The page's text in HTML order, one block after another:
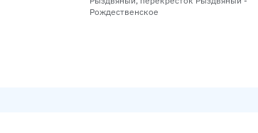
Рождественское